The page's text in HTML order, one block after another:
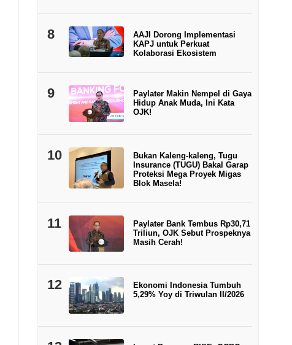
8
AAJI Dorong Implementasi
KAPJ untuk Perkuat
Kolaborasi Ekosistem
9
Paylater Makin Nempel di Gaya
Hidup Anak Muda, Ini Kata
OJK!
10
Bukan Kaleng-kaleng, Tugu
Insurance (TUGU) Bakal Garap
Proteksi Mega Proyek Migas
Blok Masela!
11
Paylater Bank Tembus Rp30,71
Triliun, OJK Sebut Prospeknya
Masih Cerah!
12
Ekonomi Indonesia Tumbuh
5,29% Yoy di Triwulan II/2026